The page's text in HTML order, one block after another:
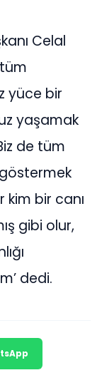
Celal
yüce bir
yaşamak
de tüm
kim bir canı
gibi olur,
dedi.